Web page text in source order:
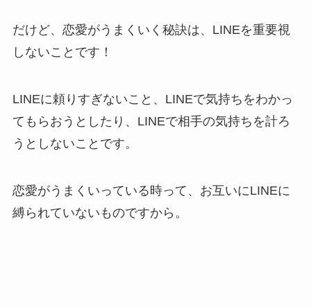
だけど、恋愛がうまくいく秘訣は、LINEを重要視
しないことです！
LINEに頼りすぎないこと、LINEで気持ちをわかっ
てもらおうとしたり、LINEで相手の気持ちを計ろ
うとしないことです。
恋愛がうまくいっている時って、お互いにLINEに
縛られていないものですから。